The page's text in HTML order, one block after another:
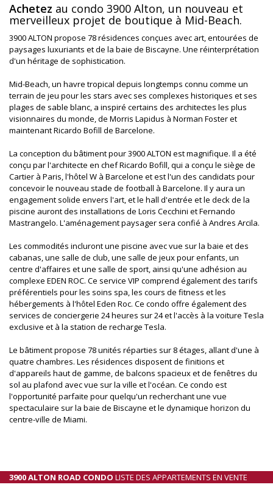
Achetez au condo 3900 Alton, un nouveau et
merveilleux projet de boutique à Mid-Beach.
3900 ALTON propose 78 résidences conçues avec art, entourées de
paysages luxuriants et de la baie de Biscayne. Une réinterprétation
d'un héritage de sophistication.
Mid-Beach, un havre tropical depuis longtemps connu comme un
terrain de jeu pour les stars avec ses complexes historiques et ses
plages de sable blanc, a inspiré certains des architectes les plus
visionnaires du monde, de Morris Lapidus à Norman Foster et
maintenant Ricardo Bofill de Barcelone.
La conception du bâtiment pour 3900 ALTON est magnifique. Il a été
conçu par l'architecte en chef Ricardo Bofill, qui a conçu le siège de
Cartier à Paris, l'hôtel W à Barcelone et est l'un des candidats pour
concevoir le nouveau stade de football à Barcelone. Il y aura un
engagement solide envers l'art, et le hall d'entrée et le deck de la
piscine auront des installations de Loris Cecchini et Fernando
Mastrangelo. L'aménagement paysager sera confié à Andres Arcila.
Les commodités incluront une piscine avec vue sur la baie et des
cabanas, une salle de club, une salle de jeux pour enfants, un
centre d'affaires et une salle de sport, ainsi qu'une adhésion au
complexe EDEN ROC. Ce service VIP comprend également des tarifs
préférentiels pour les soins spa, les cours de fitness et les
hébergements à l'hôtel Eden Roc. Ce condo offre également des
services de conciergerie 24 heures sur 24 et l'accès à la voiture Tesla
exclusive et à la station de recharge Tesla.
Le bâtiment propose 78 unités réparties sur 8 étages, allant d'une à
quatre chambres. Les résidences disposent de finitions et
d'appareils haut de gamme, de balcons spacieux et de fenêtres du
sol au plafond avec vue sur la ville et l'océan. Ce condo est
l'opportunité parfaite pour quelqu'un recherchant une vue
spectaculaire sur la baie de Biscayne et le dynamique horizon du
centre-ville de Miami.
3900 ALTON ROAD CONDO LISTE DES APPARTEMENTS EN VENTE